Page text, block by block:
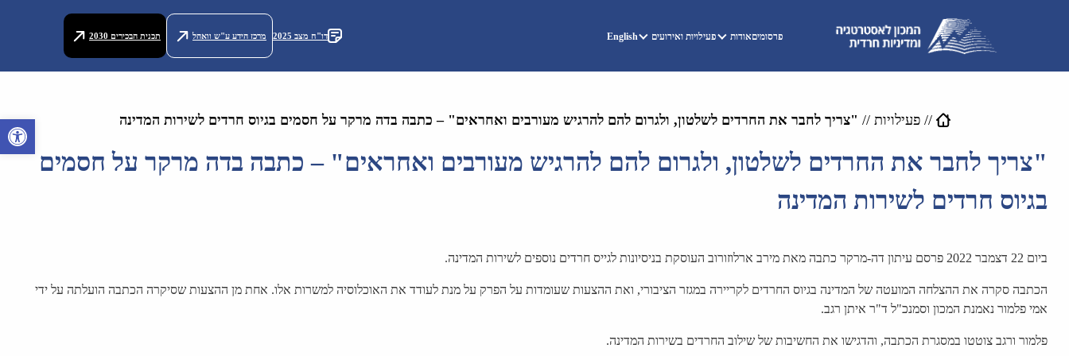
פתח
פרסומיםאודות פעילויות ואירועים English דו"ח מצב 2025 מרכז הידע ע"ש וואהל תכנית הבכירים 2030
//פעילויות // "צריך לחבר את החרדים לשלטון, ולגרום להם להרגיש מעורבים ואחראים" – כתבה בדה מרקר על חסמים בגיוס חרדים לשירות המדינה
"צריך לחבר את החרדים לשלטון, ולגרום להם להרגיש מעורבים ואחראים" – כתבה בדה מרקר על חסמים
בגיוס חרדים לשירות המדינה
ביום 22 דצמבר 2022 פרסם עיתון דה-מרקר כתבה מאת מירב ארלוזורוב העוסקת בניסיונות לגייס חרדים נוספים לשירות המדינה.
הכתבה סקרה את ההצלחה המועטה של המדינה בגיוס החרדים לקריירה במגזר הציבורי, ואת ההצעות שעומדות על הפרק על מנת לעודד את האוכלוסיה למשרות אלו. אחת מן ההצעות שסיקרה הכתבה הועלתה על ידי
אמי פלמור נאמנת המכון וסמנכ"ל ד"ר איתן רגב.
פלמור ורגב צוטטו במסגרת הכתבה, והדגישו את החשיבות של שילוב החרדים בשירות המדינה.